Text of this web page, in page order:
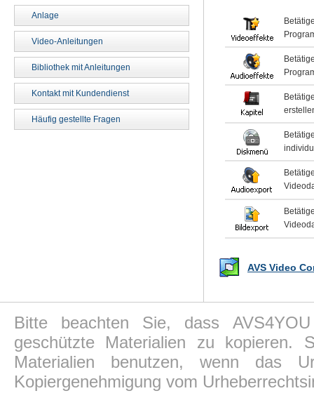
AVS Video
Anlage
Video-Anleitungen
Bibliothek mit Anleitungen
Kontakt mit Kundendienst
Häufig gestellte Fragen
Bitte beachten Sie, dass
geschützte Materialien zu kopieren.
Materialien benutzen, wenn das
Kopiergenehmigung vom